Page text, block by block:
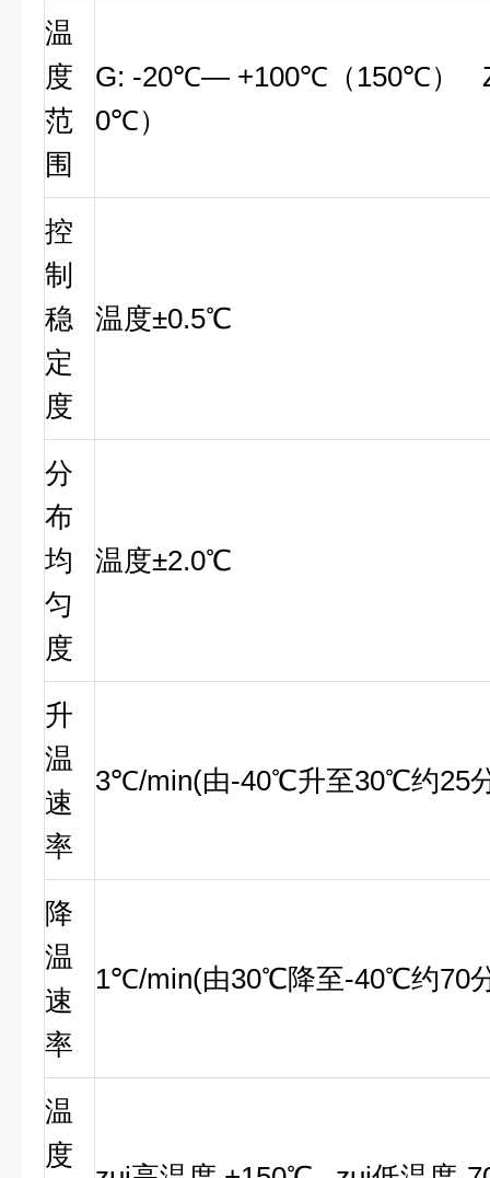
温
度
范
围
G: -20℃— +100℃（150℃）
0℃）
控
制
稳
定
度
温度±0.5℃
分
布
均
匀
度
温度±2.0℃
升
温
速
率
3℃/min(由-40℃升至30℃约25
降
温
速
率
1℃/min(由30℃降至-40℃约70
温
度